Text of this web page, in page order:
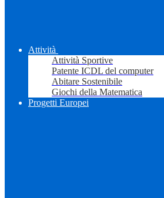
Attività
Attività Sportive
Patente ICDL del computer
Abitare Sostenibile
Giochi della Matematica
Progetti Europei